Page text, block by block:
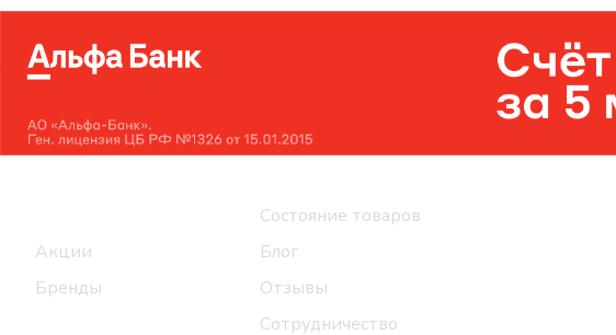
Акции
Бренды
Состояние товаров
Блог
Отзывы
Сотрудничество